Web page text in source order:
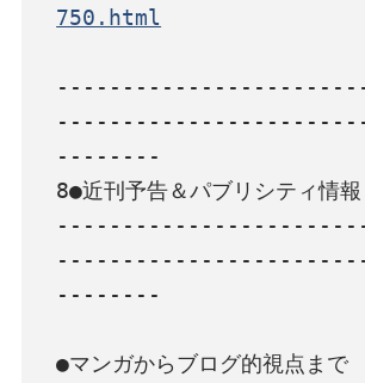
750.html
--------
8●近刊予告＆パブリシティ情報
--------
●マンガからブログ的視点まで